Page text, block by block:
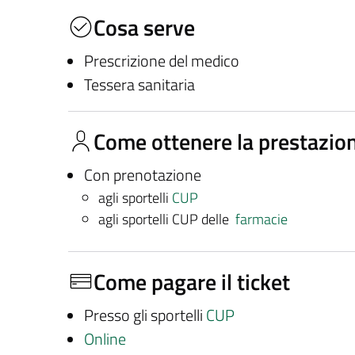
Cosa serve
Prescrizione del medico
Tessera sanitaria
Come ottenere la
Con prenotazione
agli sportelli CUP
agli sportelli CUP delle farmacie
Come pagare il ticket
Presso gli sportelli CUP
Online